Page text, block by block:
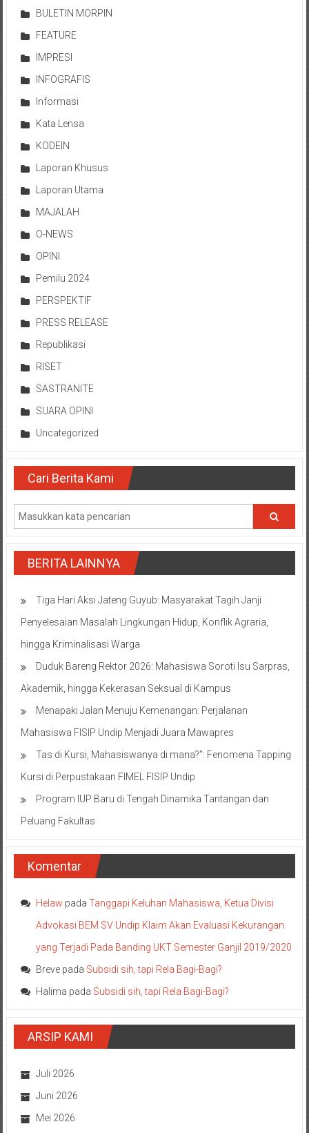
BULETIN MORPIN
FEATURE
IMPRESI
INFOGRAFIS
Informasi
Kata Lensa
KODEIN
Laporan Khusus
Laporan Utama
MAJALAH
O-NEWS
OPINI
Pemilu 2024
PERSPEKTIF
PRESS RELEASE
Republikasi
RISET
SASTRANITE
SUARA OPINI
Uncategorized
Cari Berita Kami
BERITA LAINNYA
Tiga Hari Aksi Jateng Guyub: Masyarakat Tagih Janji
Penyelesaian Masalah Lingkungan Hidup, Konflik Agraria,
hingga Kriminalisasi Warga
Duduk Bareng Rektor 2026: Mahasiswa Soroti Isu Sarpras,
Akademik, hingga Kekerasan Seksual di Kampus
Menapaki Jalan Menuju Kemenangan: Perjalanan
Mahasiswa FISIP Undip Menjadi Juara Mawapres
Tas di Kursi, Mahasiswanya di mana?”: Fenomena Tapping
Kursi di Perpustakaan FIMEL FISIP Undip
Program IUP Baru di Tengah Dinamika Tantangan dan
Peluang Fakultas
Komentar
Helaw pada Tanggapi Keluhan Mahasiswa, Ketua Divisi
Advokasi BEM SV Undip Klaim Akan Evaluasi Kekurangan
yang Terjadi Pada Banding UKT Semester Ganjil 2019/2020
Brevepada Subsidi sih, tapi Rela Bagi-Bagi?
Halima pada Subsidi sih, tapi Rela Bagi-Bagi?
ARSIP KAMI
Juli 2026
Juni 2026
Mei 2026